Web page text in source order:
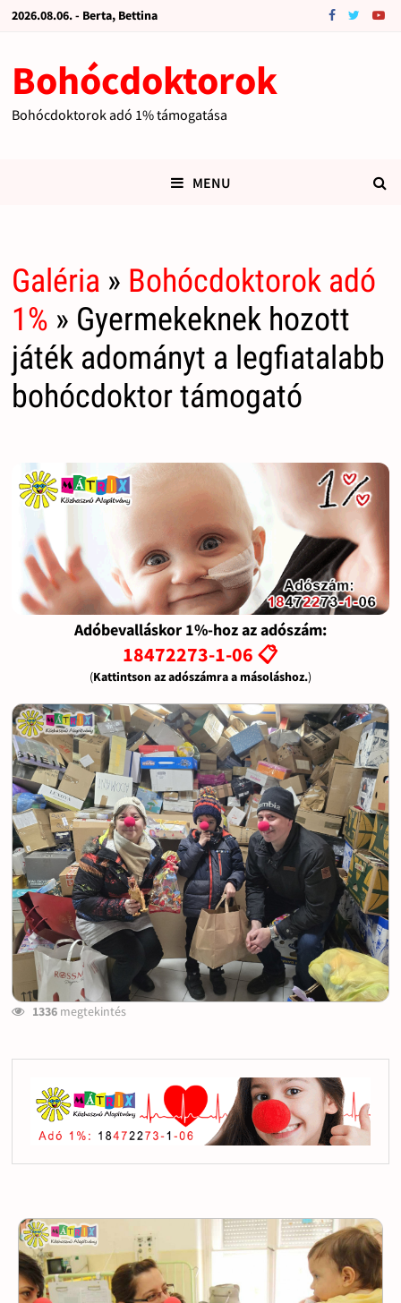
2026.08.06. - Berta, Bettina
Bohócdoktorok
Bohócdoktorok adó 1% támogatása
MENU
Galéria » Bohócdoktorok adó
1% » Gyermekeknek hozott
játék adományt a legfiatalabb
bohócdoktor támogató
Adóbevalláskor 1%-hoz az adószám:
18472273-1-06 📋
(Kattintson az adószámra a másoláshoz.)
1336megtekintés